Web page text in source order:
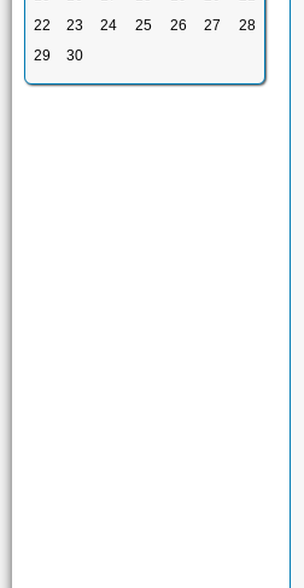
22
23 24 25 26 27
28
29
30